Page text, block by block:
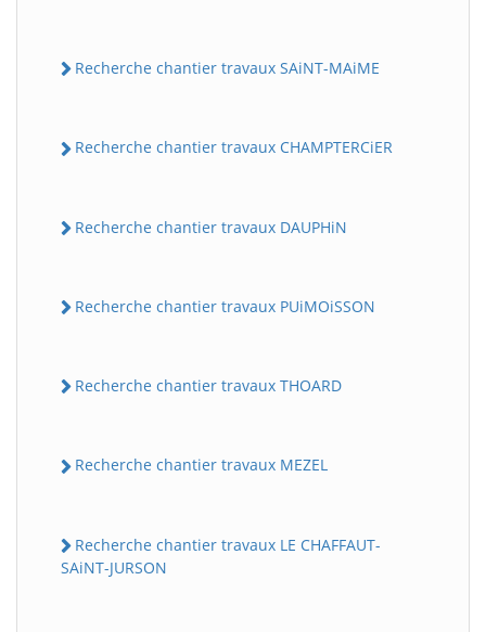
Recherche chantier travaux SAiNT-MAiME
Recherche chantier travaux CHAMPTERCiER
Recherche chantier travaux DAUPHiN
Recherche chantier travaux PUiMOiSSON
Recherche chantier travaux THOARD
Recherche chantier travaux MEZEL
Recherche chantier travaux LE CHAFFAUT-
SAiNT-JURSON